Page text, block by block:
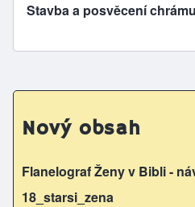
Stavba a posvěcení chrámu
Nový obsah
Flanelograf Ženy v Bibli -
18_starsi_zena